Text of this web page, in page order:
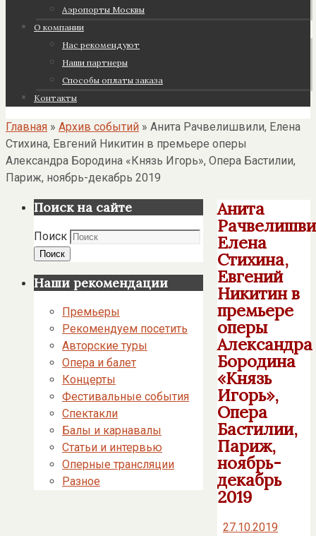
Аэропорты Москвы
О компании
Нас рекомендуют
Наши партнеры
Cпособы оплаты заказа
Контакты
Главная » Архив событий » Анита Рачвелишвили, Елена
Стихина, Евгений Никитин в премьере оперы
Александра Бородина «Князь Игорь», Опера Бастилии,
Париж, ноябрь-декабрь 2019
Анита
Елена
Стихина,
Евгений
Никитин в
премьере
оперы
Александра
Бородина
«Князь
Игорь»,
Опера
Бастилии,
Париж,
ноябрь-
декабрь
2019
27.10.2019
Поиск на сайте
Поиск
Поиск
Наши рекомендации
Премьеры
Рекомендуем посетить
Авторские туры
Опера и балет
Концерты
Фестивальные события
Спектакли
Балы и карнавалы
Статьи и интервью
Оперные трансляции
Разное